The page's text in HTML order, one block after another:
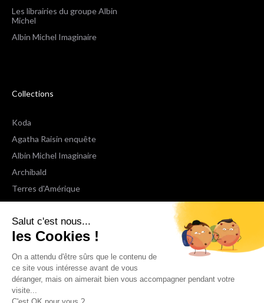
Salut c'est nous...
les Cookies !
On a attendu d'être sûrs que le contenu de
ce site vous intéresse avant de vous
déranger, mais on aimerait bien vous accompagner pendant votre
visite...
C'est OK pour vous ?
Les librairies du groupe Albin
Michel
Albin Michel Imaginaire
Collections
Koda
Agatha Raisin enquête
Albin Michel Imaginaire
Archibald
Terres d'Amérique
Espaces Libres Poche
NOX
Wiz
Voir toutes les collections
Nous suivre